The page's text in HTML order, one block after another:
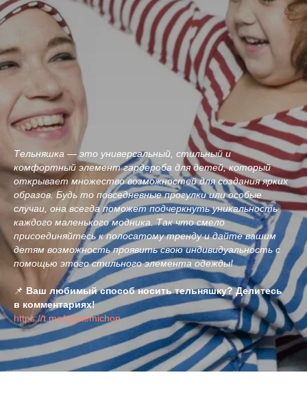
Тельняшка — это универсальный, стильный и
комфортный элемент гардероба для детей, который
открывает множество возможностей для создания ярких
образов. Будь то повседневные прогулки или особые
случаи, она всегда поможет подчеркнуть уникальность
каждого маленького модника. Так что смело
присоединяйтесь к полосатому тренду и дайте вашим
детям возможность проявить свою индивидуальность с
помощью этого стильного элемента одежды!
📌 Ваш любимый способ носить тельняшку? Делитесь
в комментариях!
https://t.me/aglaemichon